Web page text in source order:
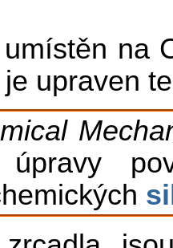
na
upraven